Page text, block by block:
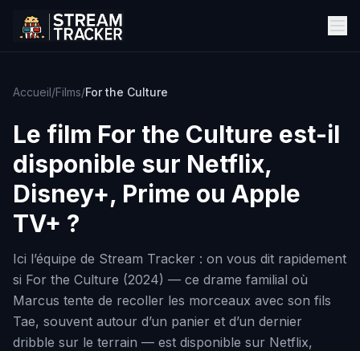
Accueil/Films/For the Culture
Le film For the Culture est-il
disponible sur Netflix,
Disney+, Prime ou Apple
TV+ ?
Ici l’équipe de Stream Tracker : on vous dit rapidement
si For the Culture (2024) — ce drame familial où
Marcus tente de recoller les morceaux avec son fils
Tae, souvent autour d’un panier et d’un dernier
dribble sur le terrain — est disponible sur Netflix,